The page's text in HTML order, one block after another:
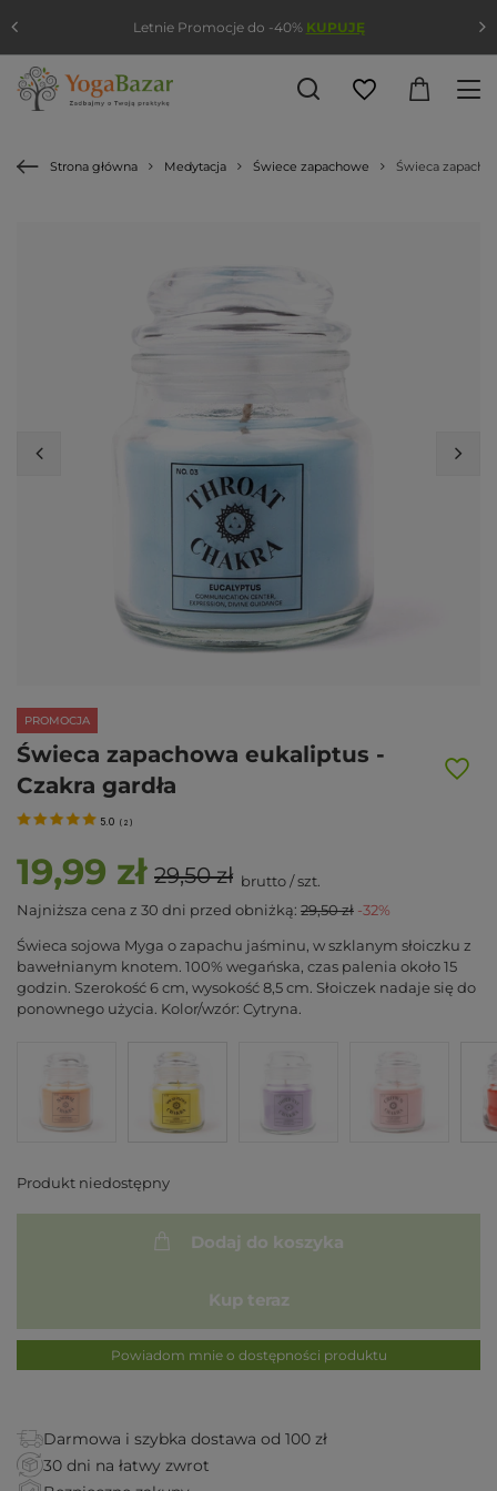
Strona główna Medytacja Świece zapachowe Świeca
PROMOCJA
Świeca zapachowa eukaliptus -
Czakra gardła
5.0 ( 2 )
19,99 zł 29,50 zł brutto/szt.
Najniższa cena z 30 dni przed obniżką: 29,50 zł -32%
Świeca sojowa Myga o zapachu jaśminu, w szklanym słoiczku z
bawełnianym knotem. 100% wegańska, czas palenia około 15
godzin. Szerokość 6 cm, wysokość 8,5 cm. Słoiczek nadaje się do
ponownego użycia. Kolor/wzór: Cytryna.
Produkt niedostępny
Dodaj do koszyka
Kup teraz
Powiadom mnie o dostępności produktu
Darmowa i szybka dostawa od 100 zł
30 dni na łatwy zwrot
Letnie Promocje do -40% KUPUJĘ